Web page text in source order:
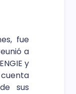
fue
a
y
sus